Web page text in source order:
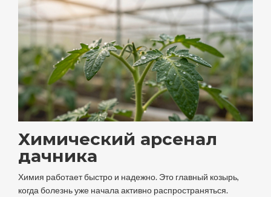
Химический арсенал
дачника
Химия работает быстро и надежно. Это главный козырь,
когда болезнь уже начала активно распространяться.